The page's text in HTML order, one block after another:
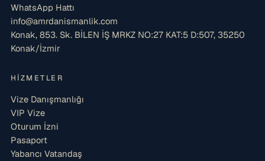
WhatsApp Hattı
info@amrdanismanlik.com
Konak, 853. Sk. BİLEN İŞ MRKZ NO:27 KAT:5 D:507, 35250
Konak/İzmir
HIZMETLER
Vize Danışmanlığı
VIP Vize
Oturum İzni
Pasaport
Yabancı Vatandaş